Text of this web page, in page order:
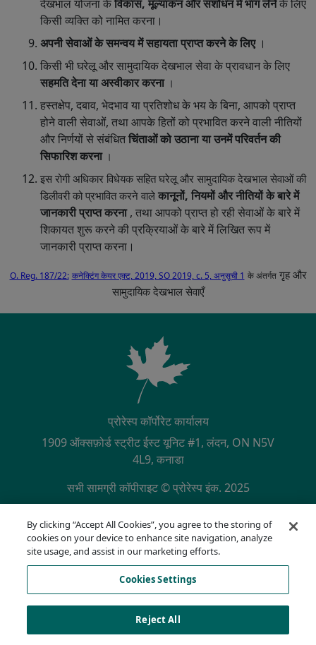
देखभाल योजना केविकास, मूल्यांकन और संशोधन में भाग लेनेके लिए
किसी व्यक्ति को नामित करना।
अपनी सेवाओं के समन्वय में सहायता प्राप्त करने के लिए ।
किसी भी घरेलू और सामुदायिक देखभाल सेवा के प्रावधान के लिए
सहमति देना या अस्वीकार करना।
हस्तक्षेप, दबाव, भेदभाव या प्रतिशोध के भय के बिना, आपको प्राप्त
होने वाली सेवाओं, तथा आपके हितों को प्रभावित करने वाली नीतियों
और निर्णयों से संबंधितचिंताओं को उठाना या उनमें परिवर्तन की
सिफारिश करना।
इस रोगी अधिकार विधेयक सहित घरेलू और सामुदायिक देखभाल सेवाओं की
डिलीवरी को प्रभावित करने वाले कानूनों, नियमों और नीतियों के बारे में
जानकारी प्राप्त करना , तथा आपको प्राप्त हो रही सेवाओं के बारे में
शिकायत शुरू करने की प्रक्रियाओं के बारे में लिखित रूप में
जानकारी प्राप्त करना।
O. Reg. 187/22: कनेक्टिंग केयर एक्ट, 2019, SO 2019, c. 5, अनुसूची 1 के अंतर्गतगृह और
सामुदायिक देखभाल सेवाएँ
प्रोरेस्प कॉर्पोरेट कार्यालय
1909 ऑक्सफ़ोर्ड स्ट्रीट ईस्ट यूनिट #1, लंदन, ON N5V
4L9, कनाडा
सभी सामग्री कॉपीराइट © प्रोरेस्प इंक. 2025
SECONDARY MENU
गोपनीयता नीति
अनुपालन हॉटलाइन
उपयोग की शर्तें
AODA
Cookies Settings
By clicking “Accept All Cookies”, you agree to the storing of
cookies on your device to enhance site navigation, analyze
site usage, and assist in our marketing efforts.
Cookies Settings
Reject All